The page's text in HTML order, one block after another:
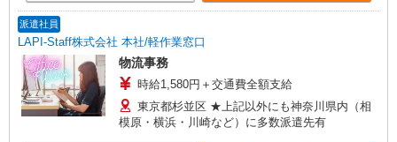
派遣社員
LAPI-Staff株式会社 本社/軽作業窓口
物流事務
時給1,580円＋交通費全額支給
東京都杉並区 ★上記以外にも神奈川県内（相
模原・横浜・川崎など）に多数派遣先有